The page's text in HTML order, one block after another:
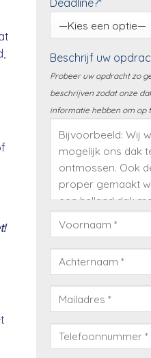
Deadline?*
Beschrijf uw
Probeer uw opdracht zo
beschrijven zodat onze
informatie hebben om op